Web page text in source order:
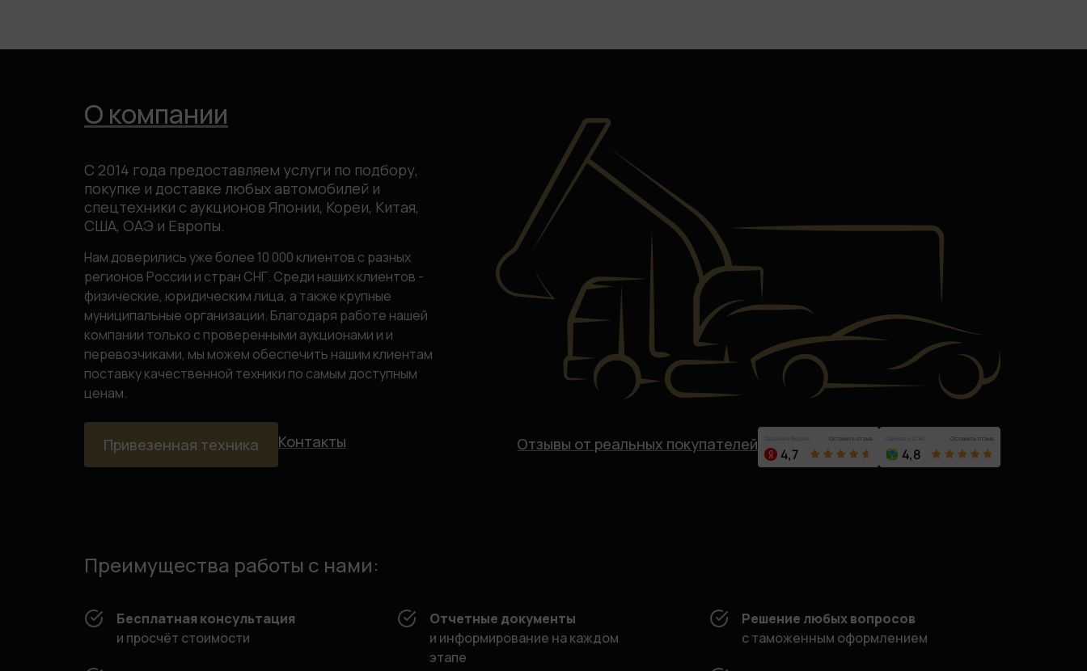
О компании
С 2014 года предоставляем услуги по подбору,
покупке и доставке любых автомобилей и
спецтехники с аукционов Японии, Кореи, Китая,
США, ОАЭ и Европы.
Нам доверились уже более 10 000 клиентов с разных
регионов России и стран СНГ. Среди наших клиентов -
физические, юридическим лица, а также крупные
муниципальные организации. Благодаря работе нашей
компании только с проверенными аукционами и и
перевозчиками, мы можем обеспечить нашим клиентам
поставку качественной техники по самым доступным
ценам.
Привезенная техника Контакты Отзывы от реальных покупателей
Преимущества работы с нами:
Бесплатная консультация
и просчёт стоимости
Отчетные документы
и информирование на каждом
этапе
Решение любых вопросов
с таможенным оформлением